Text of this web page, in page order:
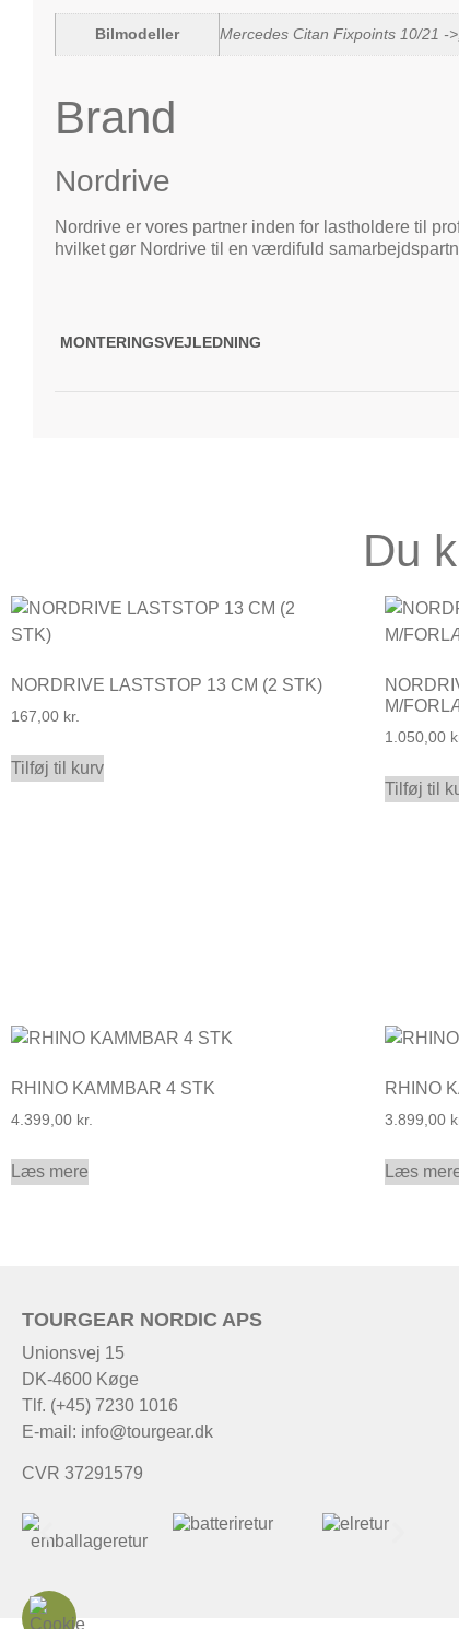
Bilmodeller Mercedes Citan Fixpoints 10/21 -
Brand
Nordrive
Nordrive er vores partner inden for lastholdere til
hvilket gør Nordrive til en værdifuld
MONTERINGSVEJLEDNING
Du
NORDRIVE LASTSTOP 13 CM (2 STK)
167,00 kr.
Tilføj til kurv
M/
1.050,00
Tilføj til
RHINO KAMMBAR 4 STK
4.399,00 kr.
Læs mere
RHINO
3.899,00
Læs
TOURGEAR NORDIC APS
Unionsvej 15
DK-4600 Køge
Tlf. (+45) 7230 1016
E-mail: info@tourgear.dk
CVR 37291579